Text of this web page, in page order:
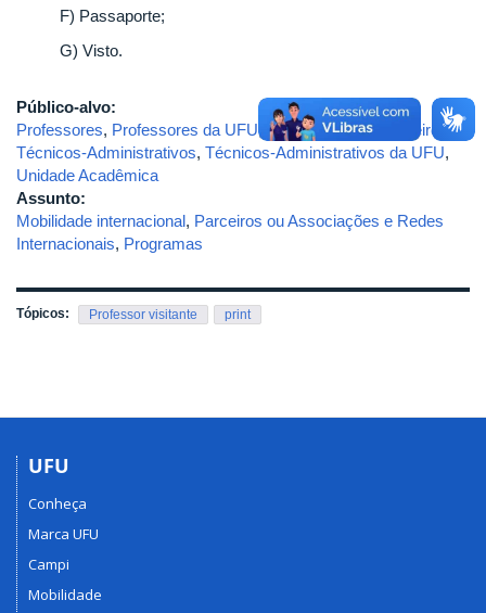
F) Passaporte;
G) Visto.
Público-alvo:
Professores, Professores da UFU, Professores Estrangeiros,
Técnicos-Administrativos, Técnicos-Administrativos da UFU,
Unidade Acadêmica
Assunto:
Mobilidade internacional, Parceiros ou Associações e Redes
Internacionais, Programas
Tópicos: Professor visitante print
UFU
Conheça
Marca UFU
Campi
Mobilidade